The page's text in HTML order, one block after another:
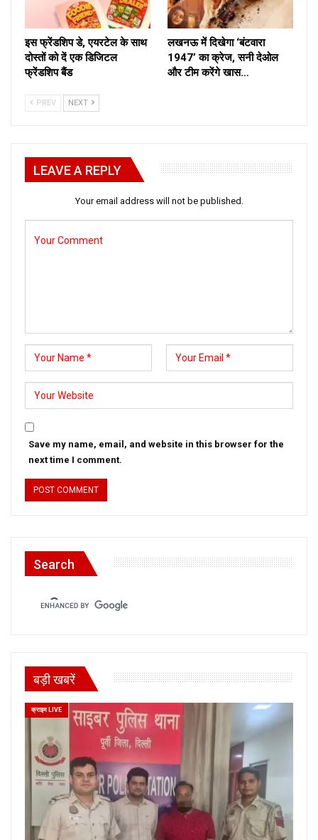
इस फ्रेंडशिप डे, एयरटेल के साथ
दोस्तों को दें एक डिजिटल
फ्रेंडशिप बैंड
लखनऊ में दिखेगा ‘बंटवारा
1947’ का क्रेज, सनी देओल
और टीम करेंगे खास…
PREV NEXT
LEAVE A REPLY
Your email address will not be published.
Save my name, email, and website in this browser for the
next time I comment.
Search
बड़ी खबरें
क्राइम LIVE